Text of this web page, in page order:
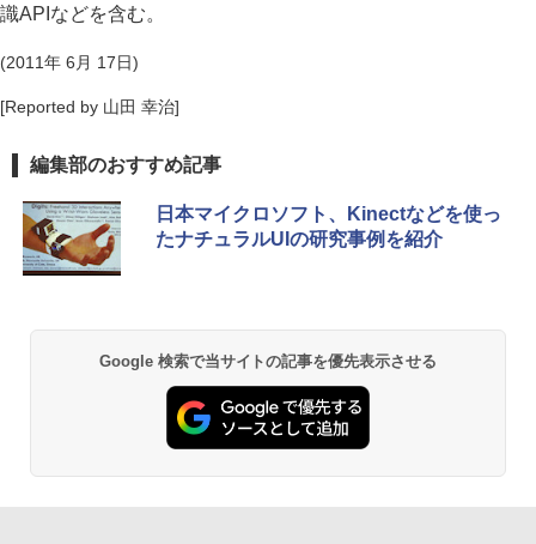
識APIなどを含む。
(2011年 6月 17日)
[Reported by 山田 幸治]
編集部のおすすめ記事
日本マイクロソフト、Kinectなどを使っ
たナチュラルUIの研究事例を紹介
Google 検索で当サイトの記事を優先表示させる